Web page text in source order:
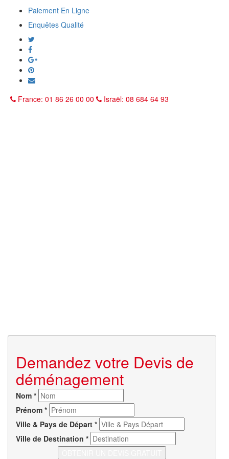
Paiement En Ligne
Enquêtes Qualité
France: 01 86 26 00 00 Israël: 08 684 64 93
Demandez votre Devis de
déménagement
Nom *
Prénom *
Ville & Pays de Départ *
Ville de Destination *